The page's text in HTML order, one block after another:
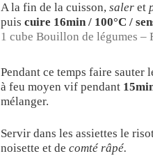
A la fin de la cuisson,saleret
puiscuire 16min / 100°C /
1 cube Bouillon de légumes –
Pendant ce temps faire sauter
à feu moyen vif pendant
mélanger.
Servir dans les assiettes le
noisette et decomté râpé.